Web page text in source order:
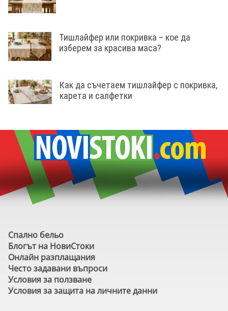
Тишлайфер или покривка – кое да
изберем за красива маса?
Как да съчетаем тишлайфер с покривка,
карета и салфетки
Спално бельо
Блогът на НовиСтоки
Онлайн разплащания
Често задавани въпроси
Условия за ползване
Условия за защита на личните данни